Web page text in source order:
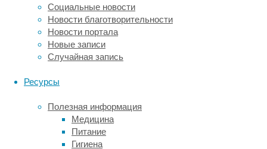
Социальные новости
Новости благотворительности
Новости портала
Новые записи
Случайная запись
Ресурсы
Полезная информация
Медицина
Питание
Гигиена
некоторыми
заболеваниями
намного
дольше,
чем
тех,
не
повезло
дожить